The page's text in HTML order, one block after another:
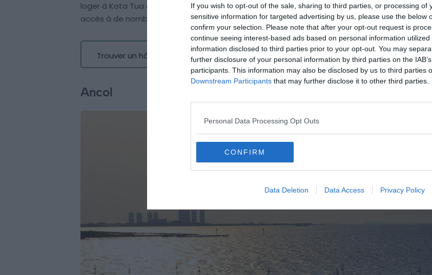
If you wish to opt-out of the sale, sharing to third parties, or processing of
sensitive information for targeted advertising by us, please use the below
confirm your selection. Please note that after your opt-out request is
continue seeing interest-based ads based on personal information
information disclosed to third parties prior to your opt-out. You may
further disclosure of your personal information by third parties on the
participants. This information may also be disclosed by us to third parties
Downstream Participants that may further disclose it to other third parties.
Personal Data Processing Opt Outs
CONFIRM
Data Deletion Data Access Privacy Policy
loger à Kota Tua offre la possibilité de profiter d’une zone effervescente tout en ayant
accès à de nombreux sites touristiques incontournables.
Trouver un hôtel à Kota Tua
Ancol